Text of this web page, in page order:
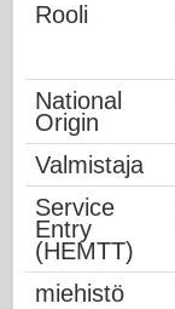
Rooli
National
Origin
Valmistaja
Service
Entry
(HEMTT)
miehistö